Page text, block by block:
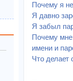
Почему я
Я давно
Я забыл
Почему мне
имени и
Что